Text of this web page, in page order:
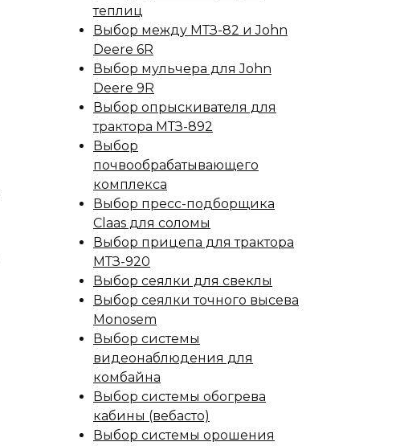
теплиц
Выбор между МТЗ-82 и John
Deere 6R
Выбор мульчера для John
Deere 9R
Выбор опрыскивателя для
трактора МТЗ-892
Выбор
почвообрабатывающего
комплекса
Выбор пресс-подборщика
Claas для соломы
Выбор прицепа для трактора
МТЗ-920
Выбор сеялки для свеклы
Выбор сеялки точного высева
Monosem
Выбор системы
видеонаблюдения для
комбайна
Выбор системы обогрева
кабины (вебасто)
Выбор системы орошения